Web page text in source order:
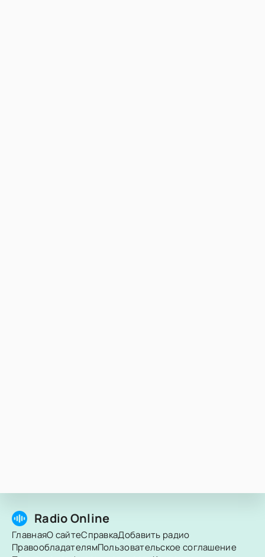
Radio Online
ГлавнаяО сайтеСправкаДобавить радио
ПравообладателямПользовательское соглашение